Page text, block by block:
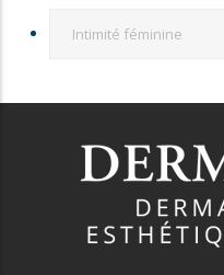
Intimité féminine